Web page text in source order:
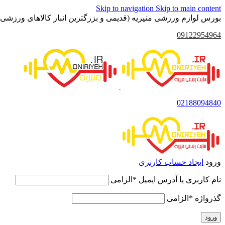
Skip to navigation Skip to main content
بورس لوازم ورزشی منیریه (قدیمی و بزرگترین انبار کالاهای ورزشی
09122954964
02188094840
ورود ایجاد حساب کاربری
نام کاربری یا آدرس ایمیل * الزامی
گذرواژه * الزامی
ورود